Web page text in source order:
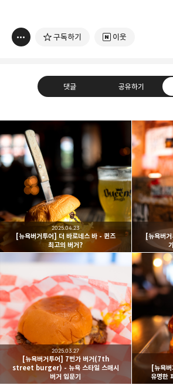
구독하기 이웃
댓글 공유하기
빛으로 쓴 편지
취미분야 크리에이터
여행하고 사진을 찍습니다. 생각을 덧붙입니다.
구독하기
구독하기 카카오톡
카카오스토리 네
[뉴욕버거투어] 더 바로네스 바 - 퀸즈
최고의 버거?
2025.04.23
[뉴욕버
[뉴욕버거투어] 7번가 버거(7th
street burger) - 뉴욕 스타일 스매시
버거 입문기
2025.03.27
[뉴욕
유명한